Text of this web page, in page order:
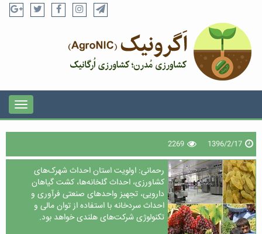
1396/2/17
2269
رحمانی: اولویت استان احداث شهرک‌های
کشاورزی، احداث گلخانه‌ها، کشت گیاهان
دارویی، تجهیز واحدهای صنعتی فرآوری و
احداث سردخانه با استفاده از توان مالی و
تکنولوژی شرکت‌های هلندی خواهد بود.